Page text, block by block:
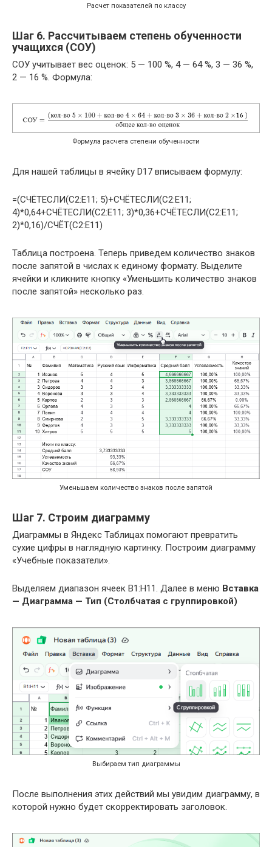
Расчет показателей по классу
Шаг 6. Рассчитываем степень обученности
учащихся (СОУ)
СОУ учитывает вес оценок: 5 — 100 %, 4 — 64 %, 3 — 36 %,
2 — 16 %. Формула:
Формула расчета степени обученности
Для нашей таблицы в ячейку D17 вписываем формулу:
=(СЧЁТЕСЛИ(C2:E11; 5)+СЧЁТЕСЛИ(C2:E11;
4)*0,64+СЧЁТЕСЛИ(C2:E11; 3)*0,36+СЧЁТЕСЛИ(C2:E11;
2)*0,16)/СЧЁТ(C2:E11)
Таблица построена. Теперь приведем количество знаков
после запятой в числах к единому формату. Выделите
ячейки и кликните кнопку «Уменьшить количество знаков
после запятой» несколько раз.
Уменьшаем количество знаков после запятой
Шаг 7. Строим диаграмму
Диаграммы в Яндекс Таблицах помогают превратить
сухие цифры в наглядную картинку. Построим диаграмму
«Учебные показатели».
Выделяем диапазон ячеек B1:H11. Далее в меню Вставка
— Диаграмма — Тип (Столбчатая с группировкой)
Выбираем тип диаграммы
После выполнения этих действий мы увидим диаграмму, в
которой нужно будет скорректировать заголовок.